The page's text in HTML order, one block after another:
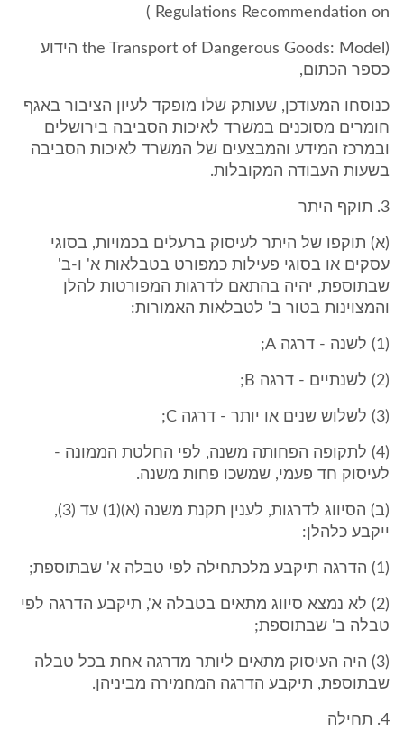
Regulations Recommendation on )
(the Transport of Dangerous Goods: Model הידוע
כספר הכתום,
כנוסחו המעודכן, שעותק שלו מופקד לעיון הציבור באגף
חומרים מסוכנים במשרד לאיכות הסביבה בירושלים
ובמרכז המידע והמבצעים של המשרד לאיכות הסביבה
בשעות העבודה המקובלות.
3. תוקף היתר
(א) תוקפו של היתר לעיסוק ברעלים בכמויות, בסוגי
עסקים או בסוגי פעילות כמפורט בטבלאות א' ו-ב'
שבתוספת, יהיה בהתאם לדרגות המפורטות להלן
והמצוינות בטור ב' לטבלאות האמורות:
(1) לשנה - דרגה A;
(2) לשנתיים - דרגה B;
(3) לשלוש שנים או יותר - דרגה C;
(4) לתקופה הפחותה משנה, לפי החלטת הממונה -
לעיסוק חד פעמי, שמשכו פחות משנה.
(ב) הסיווג לדרגות, לענין תקנת משנה (א)(1) עד (3),
ייקבע כלהלן:
(1) הדרגה תיקבע מלכתחילה לפי טבלה א' שבתוספת;
(2) לא נמצא סיווג מתאים בטבלה א', תיקבע הדרגה לפי
טבלה ב' שבתוספת;
(3) היה העיסוק מתאים ליותר מדרגה אחת בכל טבלה
שבתוספת, תיקבע הדרגה המחמירה מביניהן.
4. תחילה